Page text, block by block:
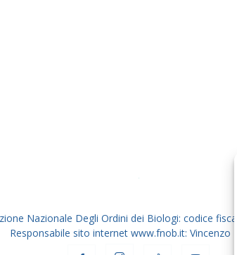
dei
Nazionale Degli Ordini dei Biologi: codice
Responsabile sito internet www.fnob.it: Vincenzo